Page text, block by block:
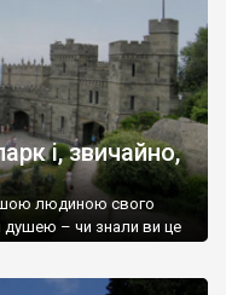
і, звичайно,
людиною свого
душею – чи знали ви це